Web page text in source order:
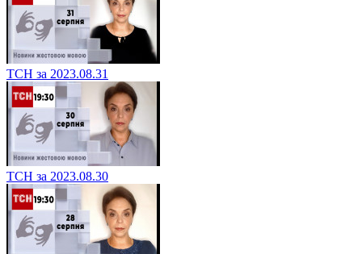
ТСН за 2023.08.31
ТСН за 2023.08.30